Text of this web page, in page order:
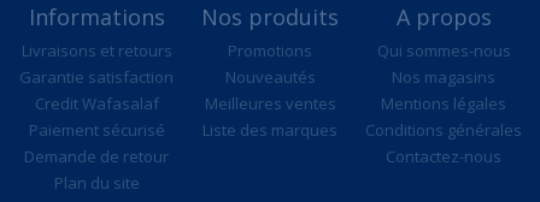
Informations
Livraisons et retours
Garantie satisfaction
Credit Wafasalaf
Paiement sécurisé
Demande de retour
Plan du site
Nos produits
Promotions
Nouveautés
Meilleures ventes
Liste des marques
A propos
Qui sommes-nous
Nos magasins
Mentions légales
Conditions générales
Contactez-nous